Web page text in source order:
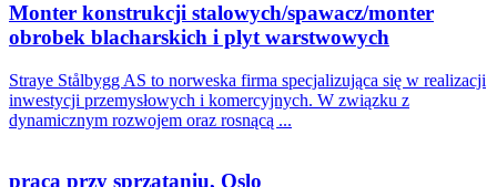
Monter konstrukcji stalowych/spawacz/monter
obrobek blacharskich i plyt warstwowych
Straye Stålbygg AS to norweska firma specjalizująca się w realizacji
inwestycji przemysłowych i komercyjnych. W związku z
dynamicznym rozwojem oraz rosnącą ...
praca przy sprzątaniu, Oslo